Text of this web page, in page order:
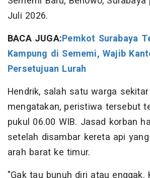
Juli 2026.
BACA JUGA:Pemkot Surabaya
Kampung di Sememi, Wajib
Persetujuan Lurah
Hendrik, salah satu warga
mengatakan, peristiwa tersebut
pukul 06.00 WIB. Jasad korban
setelah disambar kereta api
arah barat ke timur.
"Gak tau bunuh diri atau enggak.